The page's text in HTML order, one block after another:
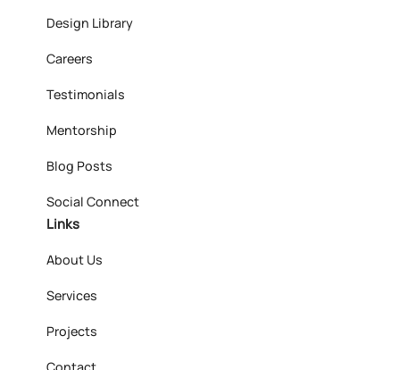
Design Library
Careers
Testimonials
Mentorship
Blog Posts
Social Connect
Links
About Us
Services
Projects